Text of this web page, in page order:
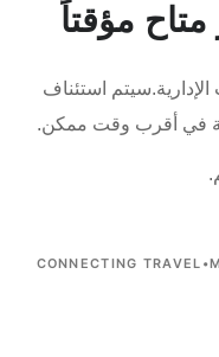
مؤقتاً
سيتم استئناف
في أقرب وقت ممكن.
CONNECTING TRAVEL •